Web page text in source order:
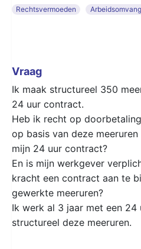
Rechtsvermoeden
Arbeidsomvang
Vraag
Ik maak structureel 350
24 uur contract.
Heb ik recht op
op basis van deze
mijn 24 uur contract?
En is mijn werkgever
kracht een contract aan te
gewerkte meeruren?
Ik werk al 3 jaar met een
structureel deze meeruren.